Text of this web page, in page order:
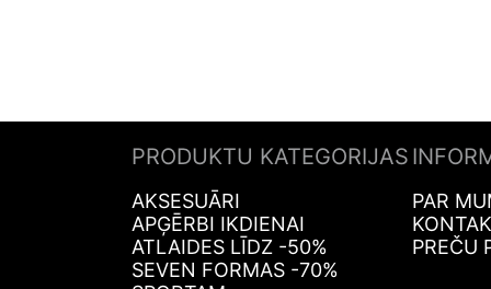
PRODUKTU KATEGORIJAS
AKSESUĀRI
APĢĒRBI IKDIENAI
ATLAIDES LĪDZ -50%
SEVEN FORMAS -70%
PAR
PREČU